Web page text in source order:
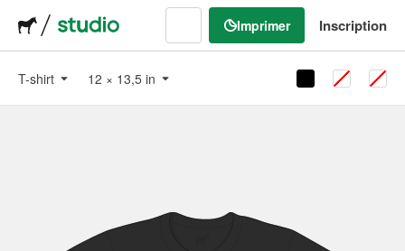
Imprimer Inscription
T-shirt 12 × 13,5 in